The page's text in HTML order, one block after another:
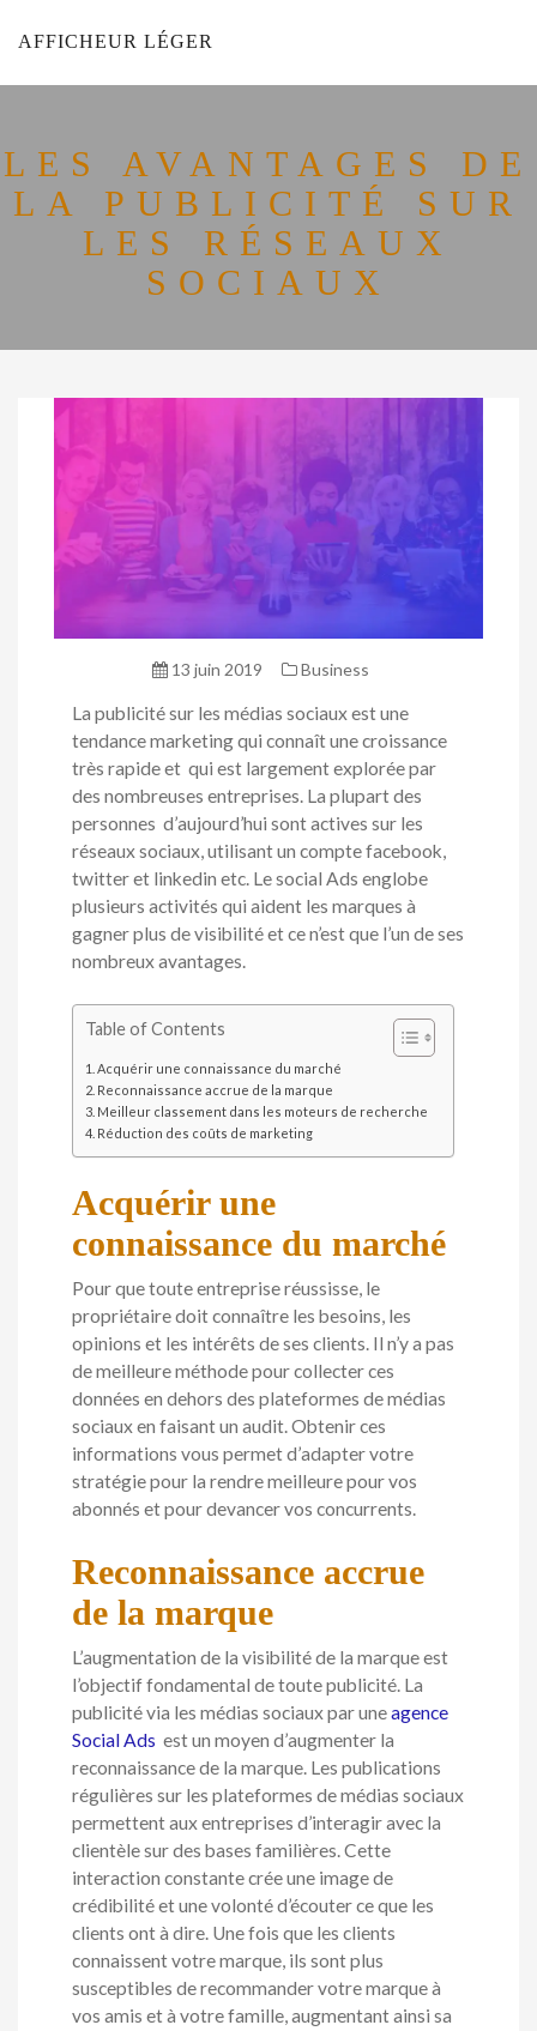
AFFICHEUR LÉGER
LES AVANTAGES DE
LA PUBLICITÉ SUR
LES RÉSEAUX
SOCIAUX
13 juin 2019 Business
La publicité sur les médias sociaux est une
tendance marketing qui connaît une croissance
très rapide et qui est largement explorée par
des nombreuses entreprises. La plupart des
personnes d’aujourd’hui sont actives sur les
réseaux sociaux, utilisant un compte facebook,
twitter et linkedin etc. Le social Ads englobe
plusieurs activités qui aident les marques à
gagner plus de visibilité et ce n’est que l’un de ses
nombreux avantages.
Table of Contents
Acquérir une connaissance du marché
Reconnaissance accrue de la marque
Meilleur classement dans les moteurs de recherche
Réduction des coûts de marketing
Acquérir une
connaissance du marché
Pour que toute entreprise réussisse, le
propriétaire doit connaître les besoins, les
opinions et les intérêts de ses clients. Il n’y a pas
de meilleure méthode pour collecter ces
données en dehors des plateformes de médias
sociaux en faisant un audit. Obtenir ces
informations vous permet d’adapter votre
stratégie pour la rendre meilleure pour vos
abonnés et pour devancer vos concurrents.
Reconnaissance accrue
de la marque
L’augmentation de la visibilité de la marque est
l’objectif fondamental de toute publicité. La
publicité via les médias sociaux par uneagence
Social Ads est un moyen d’augmenter la
reconnaissance de la marque. Les publications
régulières sur les plateformes de médias sociaux
permettent aux entreprises d’interagir avec la
clientèle sur des bases familières. Cette
interaction constante crée une image de
crédibilité et une volonté d’écouter ce que les
clients ont à dire. Une fois que les clients
connaissent votre marque, ils sont plus
susceptibles de recommander votre marque à
vos amis et à votre famille, augmentant ainsi sa